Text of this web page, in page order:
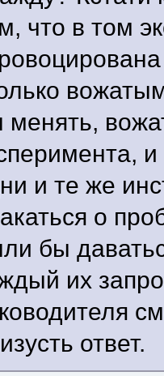
что в том
менять,
и те же
о
бы
их
ответ.